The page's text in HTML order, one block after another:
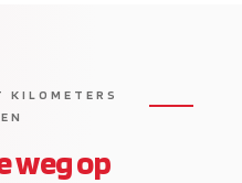
KILOMETERS
weg op